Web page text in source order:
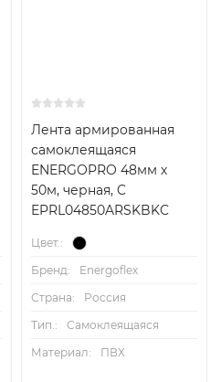
Лента армированная
самоклеящаяся
ENERGOPRO 48мм х
50м, черная, C
EPRL04850ARSKBKC
Цвет.:
Бренд:
Energoflex
Страна:
Россия
Тип.:
Самоклеящаяся
Материал:
ПВХ